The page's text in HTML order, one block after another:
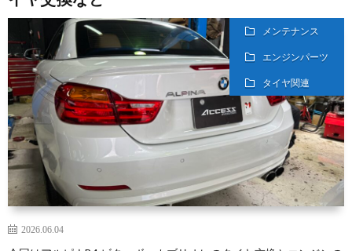
メンテナンス
エンジンパーツ
タイヤ関連
2026.06.04